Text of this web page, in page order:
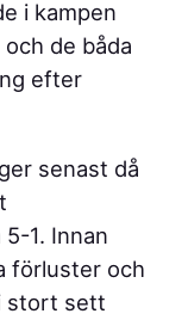
i kampen
de båda
efter
senast då
1. Innan
förluster och
stort sett